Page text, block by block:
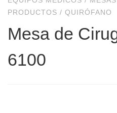
PRODUCTOS / QUIRÓFANO
Mesa de
6100